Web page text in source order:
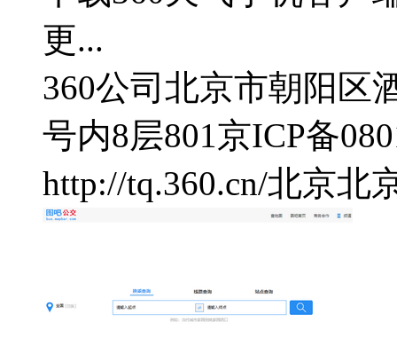
更...
360公司 北京市朝阳区
号内8层801京ICP备
http://tq.360.cn/北京北